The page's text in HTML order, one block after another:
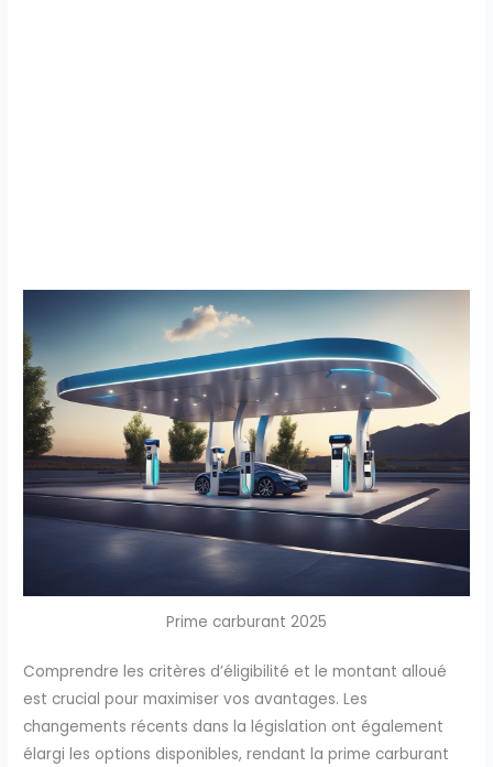
Prime carburant 2025
Comprendre les critères d’éligibilité et le montant alloué
est crucial pour maximiser vos avantages. Les
changements récents dans la législation ont également
élargi les options disponibles, rendant la prime carburant